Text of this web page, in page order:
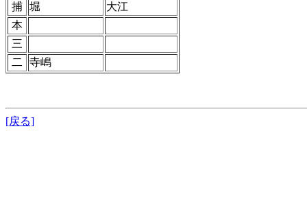
捕 堀
大江
本
三
二
寺嶋
[戻る]